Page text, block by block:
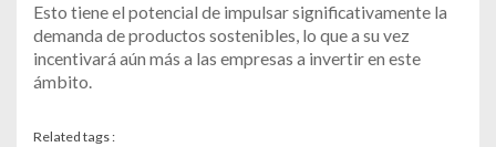
Esto tiene el potencial de impulsar significativamente la
demanda de productos sostenibles, lo que a su vez
incentivará aún más a las empresas a invertir en este
ámbito.
Related tags :